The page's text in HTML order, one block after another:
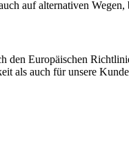
auf alternativen
Europäischen
auch für unsere